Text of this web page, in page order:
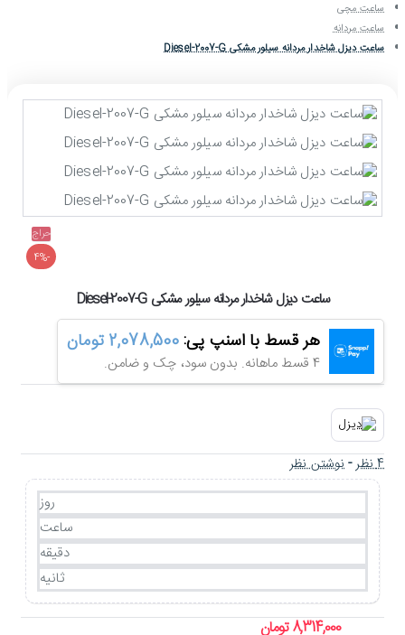
ساعت مچی
ساعت مردانه
ساعت دیزل شاخدار مردانه سیلور مشکی Diesel-2007-G
حراج
-4%
ساعت دیزل شاخدار مردانه سیلور مشکی Diesel-2007-G
هر قسط با اسنپ پی:2,078,500 تومان
4 قسط ماهانه. بدون سود، چک و ضامن.
4 نظر -نوشتن نظر
روز
ساعت
دقیقه
ثانیه
8,314,000 تومان